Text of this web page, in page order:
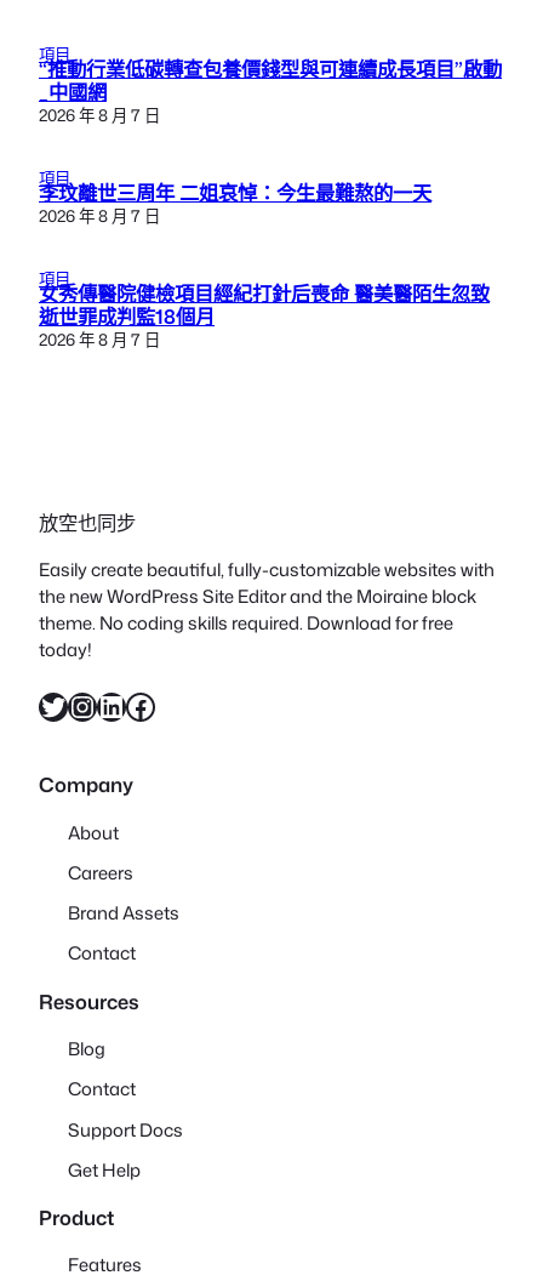
項目
“推動行業低碳轉查包養價錢型與可連續成長項目”啟動
_中國網
2026 年 8 月 7 日
項目
李玟離世三周年 二姐哀悼：今生最難熬的一天
2026 年 8 月 7 日
項目
女秀傳醫院健檢項目經紀打針后喪命 醫美醫陌生忽致
逝世罪成判監18個月
2026 年 8 月 7 日
放空也同步
Easily create beautiful, fully-customizable websites with
the new WordPress Site Editor and the Moiraine block
theme. No coding skills required. Download for free
today!
X InstagramLinkedIn Facebook
Company
About
Careers
Brand Assets
Contact
Resources
Blog
Contact
Support Docs
Get Help
Product
Features